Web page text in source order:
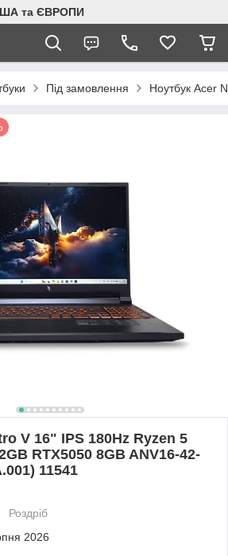
та ЄВРОПИ
Під замовлення Ноутбук Acer
V 16" IPS 180Hz Ryzen 5
RTX5050 8GB ANV16-42-
11541
Роздріб
2026